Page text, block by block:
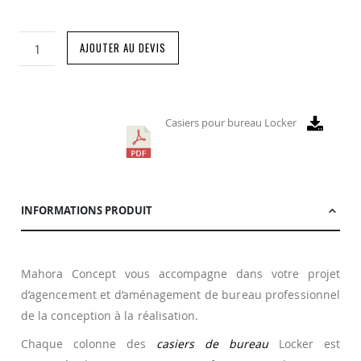
AJOUTER AU DEVIS
Casiers pour bureau Locker
INFORMATIONS PRODUIT
Mahora Concept vous accompagne dans votre projet
d’agencement et d’aménagement de bureau professionnel
de la conception à la réalisation.
Chaque colonne des casiers de bureauLocker est